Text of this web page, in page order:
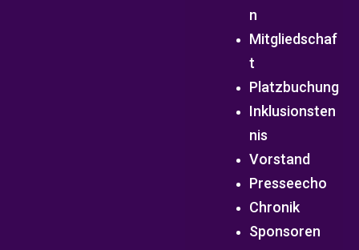
n
Mitgliedschaf
t
Platzbuchung
Inklusionsten
nis
Vorstand
Presseecho
Chronik
Sponsoren